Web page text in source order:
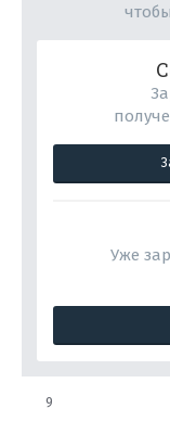
Уже
9